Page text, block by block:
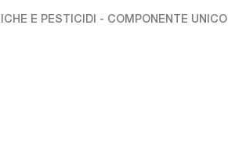
E PESTICIDI - COMPONENTE UNICO